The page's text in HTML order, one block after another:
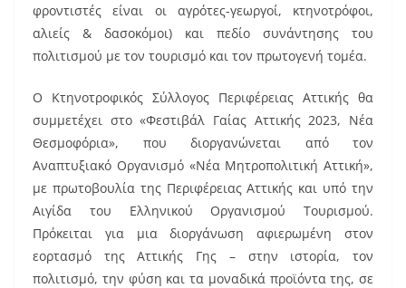
φροντιστές είναι οι αγρότες-γεωργοί, κτηνοτρόφοι,
αλιείς & δασοκόμοι) και πεδίο συνάντησης του
πολιτισμού με τον τουρισμό και τον πρωτογενή τομέα.
Ο Κτηνοτροφικός Σύλλογος Περιφέρειας Αττικής θα
συμμετέχει στο «Φεστιβάλ Γαίας Αττικής 2023, Νέα
Θεσμοφόρια», που διοργανώνεται από τον
Αναπτυξιακό Οργανισμό «Νέα Μητροπολιτική Αττική»,
με πρωτοβουλία της Περιφέρειας Αττικής και υπό την
Αιγίδα του Ελληνικού Οργανισμού Τουρισμού.
Πρόκειται για μια διοργάνωση αφιερωμένη στον
εορτασμό της Αττικής Γης – στην ιστορία, τον
πολιτισμό, την φύση και τα μοναδικά προϊόντα της, σε